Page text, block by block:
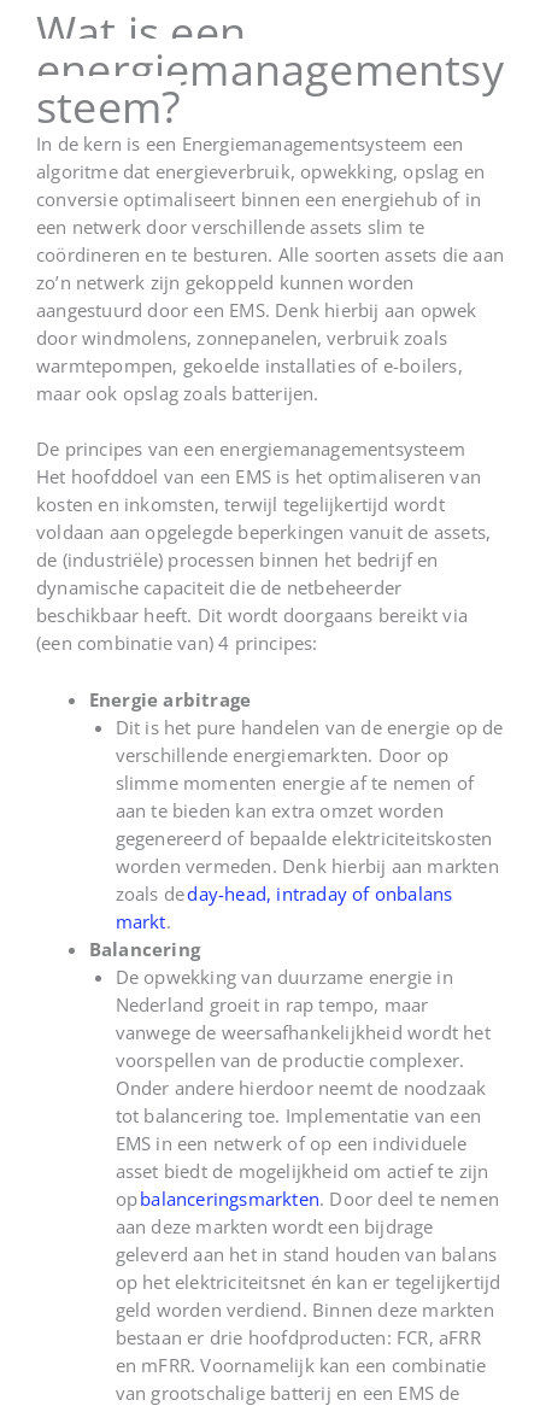
Wat is een
energiemanagementsy
steem?
In de kern is een Energiemanagementsysteem een
algoritme dat energieverbruik, opwekking, opslag en
conversie optimaliseert binnen een energiehub of in
een netwerk door verschillende assets slim te
coördineren en te besturen. Alle soorten assets die aan
zo’n netwerk zijn gekoppeld kunnen worden
aangestuurd door een EMS. Denk hierbij aan opwek
door windmolens, zonnepanelen, verbruik zoals
warmtepompen, gekoelde installaties of e-boilers,
maar ook opslag zoals batterijen.
De principes van een energiemanagementsysteem
Het hoofddoel van een EMS is het optimaliseren van
kosten en inkomsten, terwijl tegelijkertijd wordt
voldaan aan opgelegde beperkingen vanuit de assets,
de (industriële) processen binnen het bedrijf en
dynamische capaciteit die de netbeheerder
beschikbaar heeft. Dit wordt doorgaans bereikt via
(een combinatie van) 4 principes:
Energie arbitrage
Dit is het pure handelen van de energie op de
verschillende energiemarkten. Door op
slimme momenten energie af te nemen of
aan te bieden kan extra omzet worden
gegenereerd of bepaalde elektriciteitskosten
worden vermeden. Denk hierbij aan markten
zoals deday-head, intraday of onbalans
markt.
Balancering
De opwekking van duurzame energie in
Nederland groeit in rap tempo, maar
vanwege de weersafhankelijkheid wordt het
voorspellen van de productie complexer.
Onder andere hierdoor neemt de noodzaak
tot balancering toe. Implementatie van een
EMS in een netwerk of op een individuele
asset biedt de mogelijkheid om actief te zijn
opbalanceringsmarkten. Door deel te nemen
aan deze markten wordt een bijdrage
geleverd aan het in stand houden van balans
op het elektriciteitsnet én kan er tegelijkertijd
geld worden verdiend. Binnen deze markten
bestaan er drie hoofdproducten: FCR,aFRR
en mFRR. Voornamelijk kan een combinatie
van grootschalige batterij en een EMS de